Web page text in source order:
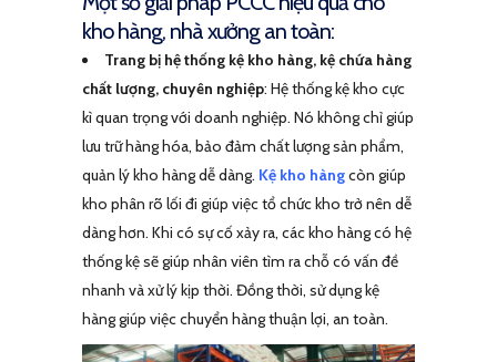
kho hàng, nhà xưởng an toàn:
Trang bị hệ thống kệ kho hàng, kệ chứa hàng
chất lượng, chuyên nghiệp: Hệ thống kệ kho cực
kì quan trọng với doanh nghiệp. Nó không chỉ giúp
lưu trữ hàng hóa, bảo đảm chất lượng sản phẩm,
quản lý kho hàng dễ dàng. Kệ kho hàngcòn giúp
kho phân rõ lối đi giúp việc tổ chức kho trở nên dễ
dàng hơn. Khi có sự cố xảy ra, các kho hàng có hệ
thống kệ sẽ giúp nhân viên tìm ra chỗ có vấn đề
nhanh và xử lý kịp thời. Đồng thời, sử dụng kệ
hàng giúp việc chuyển hàng thuận lợi, an toàn.